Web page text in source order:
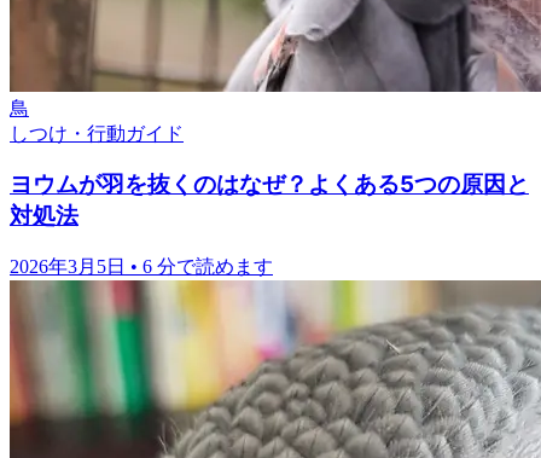
鳥
しつけ・行動ガイド
ヨウムが羽を抜くのはなぜ？よくある5つの原因と
対処法
2026年3月5日 • 6 分で読めます